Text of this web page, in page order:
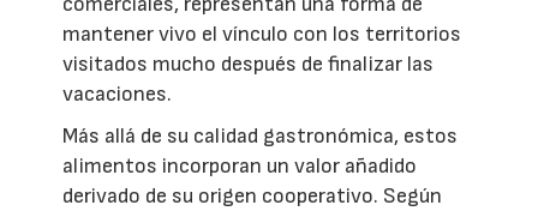
mantener vivo el vínculo con los territorios
visitados mucho después de finalizar las
vacaciones.
Más allá de su calidad gastronómica, estos
alimentos incorporan un valor añadido
derivado de su origen cooperativo. Según